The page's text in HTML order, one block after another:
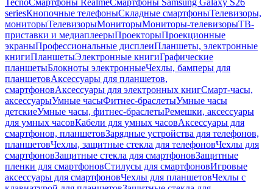
TecnoСмартфоны RealmeСмартфоны Samsung Galaxy S26
seriesКнопочные телефоныСкладные смартфоныТелевизоры,
мониторыТелевизорыМониторыМониторы-телевизорыТВ-
приставки и медиаплеерыПроекторыПроекционные
экраныПрофессиональные дисплеиПланшеты, электронные
книгиПланшетыЭлектронные книгиГрафические
планшетыБлокноты электронныеЧехлы, бамперы для
планшетовАксессуары для планшетов,
смартфоновАксессуары для электронных книгСмарт-часы,
аксессуарыУмные часыФитнес-браслетыУмные часы
детскиеУмные часы, фитнес-браслетыРемешки, аксессуары
для умных часовКабели для умных часовАксессуары для
смартфонов, планшетовЗарядные устройства для телефонов,
планшетовЧехлы, защитные стекла для телефоновЧехлы для
смартфоновЗащитные стекла для смартфоновЗащитные
пленки для смартфоновСтилусы для смартфоновИгровые
аксессуары для смартфоновЧехлы для планшетовЧехлы с